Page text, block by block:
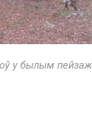
у былым